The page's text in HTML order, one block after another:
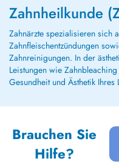
Zahnheilkunde
Zahnärzte spezialisieren sich
Zahnfleischentzündungen
Zahnreinigungen. In der
Leistungen wie
Gesundheit und Ästhetik Ihres
Brauchen Sie
Hilfe?